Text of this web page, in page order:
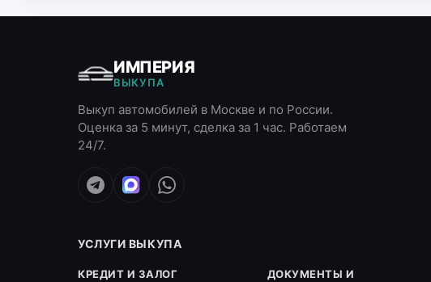
ИМПЕРИЯ
ВЫКУПА
Выкуп автомобилей в Москве и по России.
Оценка за 5 минут, сделка за 1 час. Работаем
24/7.
УСЛУГИ ВЫКУПА
КРЕДИТ И ЗАЛОГ
ДОКУМЕНТЫ И